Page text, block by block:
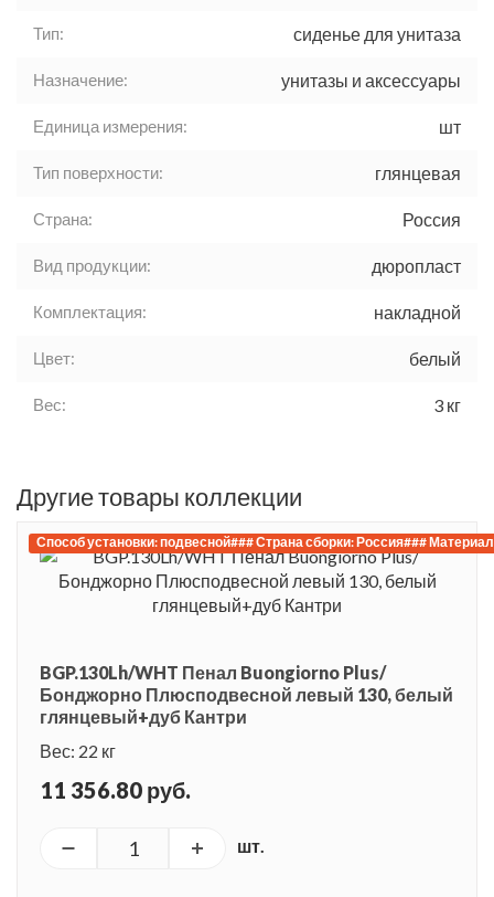
Тип: сиденье для унитаза
Назначение: унитазы и аксессуары
Единица измерения: шт
Тип поверхности: глянцевая
Страна: Россия
Вид продукции: дюропласт
Комплектация: накладной
Цвет: белый
Вес: 3 кг
Другие товары коллекции
Способ установки: подвесной### Страна сборки: Россия###
BGP.130Lh/WHT Пенал Buongiorno Plus/
Бонджорно Плюсподвесной левый 130, белый
глянцевый+дуб Кантри
Вес: 22 кг
11 356.80 руб.
шт.